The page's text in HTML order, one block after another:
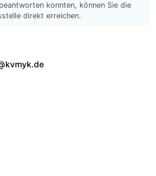
konnten, können Sie die
direkt erreichen.